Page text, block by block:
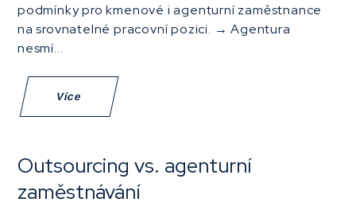
podmínky pro kmenové i agenturní zaměstnance
na srovnatelné pracovní pozici. → Agentura
nesmí...
Více
Outsourcing vs. agenturní
zaměstnávání